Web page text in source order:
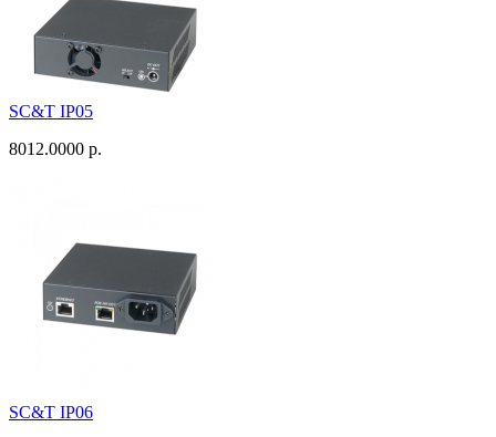
SC&T IP05
8012.0000 р.
SC&T IP06